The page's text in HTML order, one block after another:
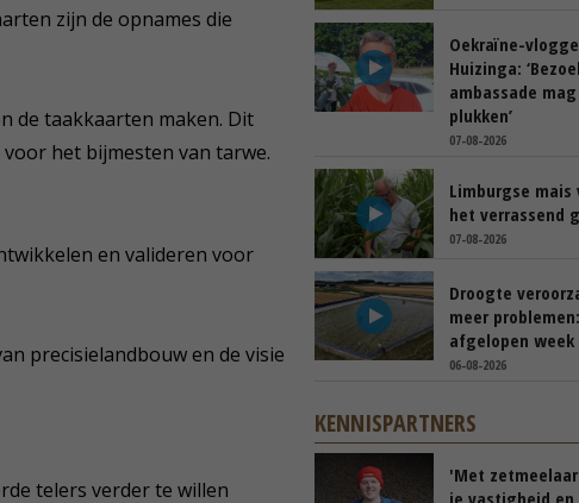
zijn de opnames die
de taakkaarten maken. Dit
het bijmesten van tarwe.
en valideren voor
precisielandbouw en de visie
telers verder te willen
Oekraïne-
Huizinga:
ambassade
plukken’
07-08-2026
Limburgse mais
het verrassend
07-08-2026
Droogte
meer
afgelopen week
06-08-2026
KENNISPARTNERS
'Met
je vastigheid